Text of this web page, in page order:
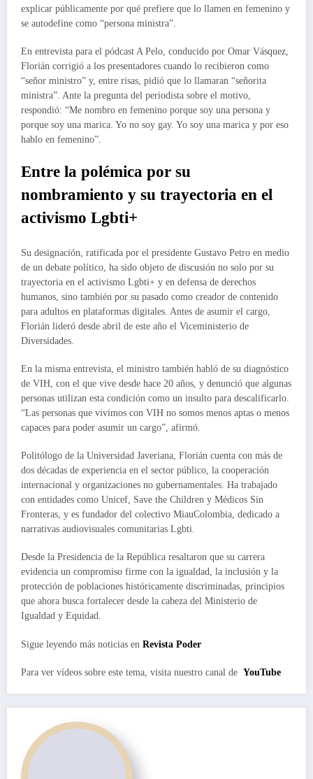
explicar públicamente por qué prefiere que lo llamen en femenino y
se autodefine como “persona ministra”.
En entrevista para el pódcast A Pelo, conducido por Omar Vásquez,
Florián corrigió a los presentadores cuando lo recibieron como
“señor ministro” y, entre risas, pidió que lo llamaran “señorita
ministra”. Ante la pregunta del periodista sobre el motivo,
respondió: “Me nombro en femenino porque soy una persona y
porque soy una marica. Yo no soy gay. Yo soy una marica y por eso
hablo en femenino”.
Entre la polémica por su
nombramiento y su trayectoria en el
activismo Lgbti+
Su designación, ratificada por el presidente Gustavo Petro en medio
de un debate político, ha sido objeto de discusión no solo por su
trayectoria en el activismo Lgbti+ y en defensa de derechos
humanos, sino también por su pasado como creador de contenido
para adultos en plataformas digitales. Antes de asumir el cargo,
Florián lideró desde abril de este año el Viceministerio de
Diversidades.
En la misma entrevista, el ministro también habló de su diagnóstico
de VIH, con el que vive desde hace 20 años, y denunció que algunas
personas utilizan esta condición como un insulto para descalificarlo.
“Las personas que vivimos con VIH no somos menos aptas o menos
capaces para poder asumir un cargo”, afirmó.
Politólogo de la Universidad Javeriana, Florián cuenta con más de
dos décadas de experiencia en el sector público, la cooperación
internacional y organizaciones no gubernamentales. Ha trabajado
con entidades como Unicef, Save the Children y Médicos Sin
Fronteras, y es fundador del colectivo MiauColombia, dedicado a
narrativas audiovisuales comunitarias Lgbti.
Desde la Presidencia de la República resaltaron que su carrera
evidencia un compromiso firme con la igualdad, la inclusión y la
protección de poblaciones históricamente discriminadas, principios
que ahora busca fortalecer desde la cabeza del Ministerio de
Igualdad y Equidad.
Sigue leyendo más noticias en Revista Poder
Para ver vídeos sobre este tema, visita nuestro canal de YouTube